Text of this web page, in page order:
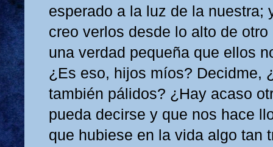
esperado a la luz de la nuestra;
creo verlos desde lo alto de
una verdad pequeña que ellos
¿Es eso, hijos míos? Decidme,
también pálidos? ¿Hay acaso
pueda decirse y que nos hace
que hubiese en la vida algo tan